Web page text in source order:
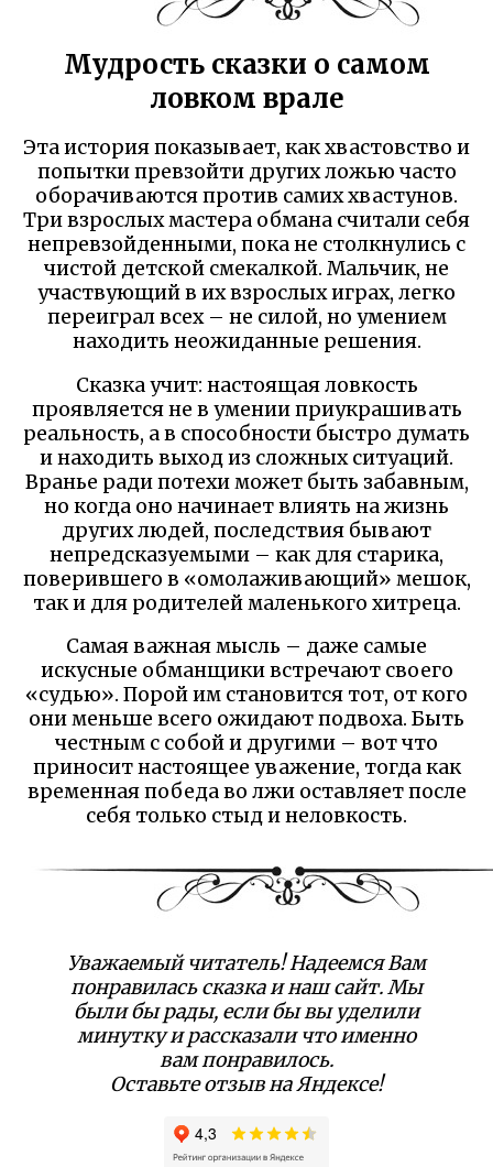
Мудрость сказки о самом
ловком врале
Эта история показывает, как хвастовство и
попытки превзойти других ложью часто
оборачиваются против самих хвастунов.
Три взрослых мастера обмана считали себя
непревзойденными, пока не столкнулись с
чистой детской смекалкой. Мальчик, не
участвующий в их взрослых играх, легко
переиграл всех – не силой, но умением
находить неожиданные решения.
Сказка учит: настоящая ловкость
проявляется не в умении приукрашивать
реальность, а в способности быстро думать
и находить выход из сложных ситуаций.
Вранье ради потехи может быть забавным,
но когда оно начинает влиять на жизнь
других людей, последствия бывают
непредсказуемыми – как для старика,
поверившего в «омолаживающий» мешок,
так и для родителей маленького хитреца.
Самая важная мысль – даже самые
искусные обманщики встречают своего
«судью». Порой им становится тот, от кого
они меньше всего ожидают подвоха. Быть
честным с собой и другими – вот что
приносит настоящее уважение, тогда как
временная победа во лжи оставляет после
себя только стыд и неловкость.
Уважаемый читатель! Надеемся Вам
понравилась сказка и наш сайт. Мы
были бы рады, если бы вы уделили
минутку и рассказали что именно
вам понравилось.
Оставьте отзыв на Яндексе!